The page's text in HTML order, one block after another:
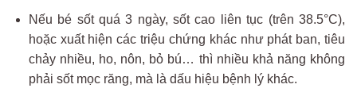
Nếu bé sốt quá 3 ngày, sốt cao liên tục (trên 38.5°C),
hoặc xuất hiện các triệu chứng khác như phát ban, tiêu
chảy nhiều, ho, nôn, bỏ bú… thì nhiều khả năng không
phải sốt mọc răng, mà là dấu hiệu bệnh lý khác.